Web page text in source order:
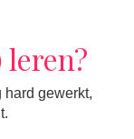
hard gewerkt,